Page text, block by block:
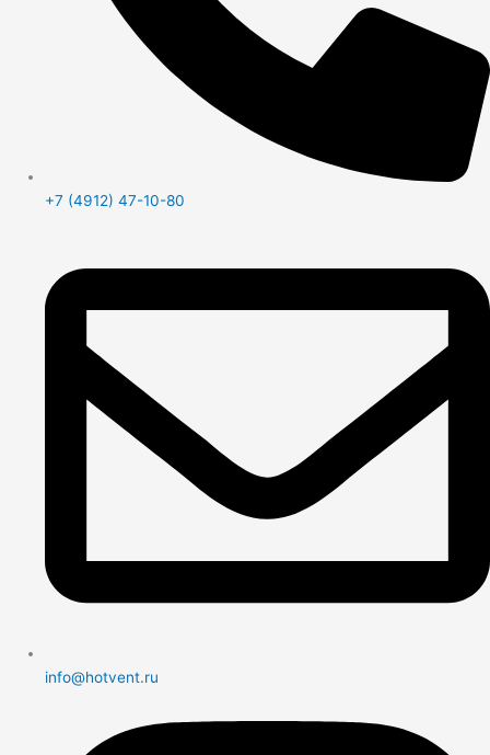
+7 (4912) 47-10-80
info@hotvent.ru